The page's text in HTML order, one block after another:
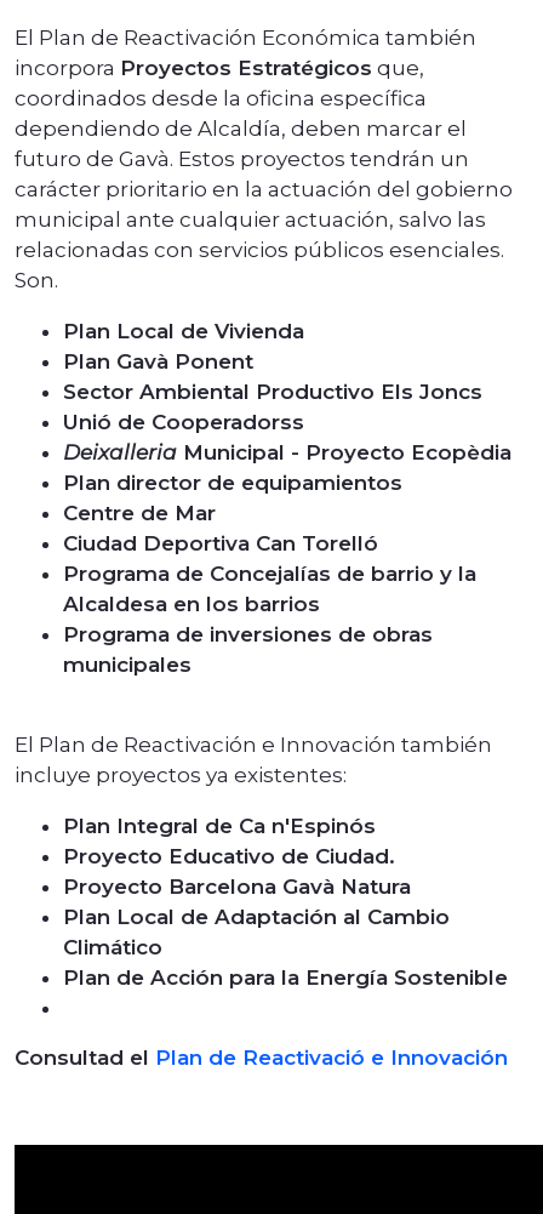
El Plan de Reactivación Económica también
incorpora Proyectos Estratégicos que,
coordinados desde la oficina específica
dependiendo de Alcaldía, deben marcar el
futuro de Gavà. Estos proyectos tendrán un
carácter prioritario en la actuación del gobierno
municipal ante cualquier actuación, salvo las
relacionadas con servicios públicos esenciales.
Son.
Plan Local de Vivienda
Plan Gavà Ponent
Sector Ambiental Productivo Els Joncs
Unió de Cooperadorss
Deixalleria Municipal - Proyecto Ecopèdia
Plan director de equipamientos
Centre de Mar
Ciudad Deportiva Can Torelló
Programa de Concejalías de barrio y la
Alcaldesa en los barrios
Programa de inversiones de obras
municipales
El Plan de Reactivación e Innovación también
incluye proyectos ya existentes:
Plan Integral de Ca n'Espinós
Proyecto Educativo de Ciudad.
Proyecto Barcelona Gavà Natura
Plan Local de Adaptación al Cambio
Climático
Plan de Acción para la Energía Sostenible
Consultad el Plan de Reactivació e Innovación